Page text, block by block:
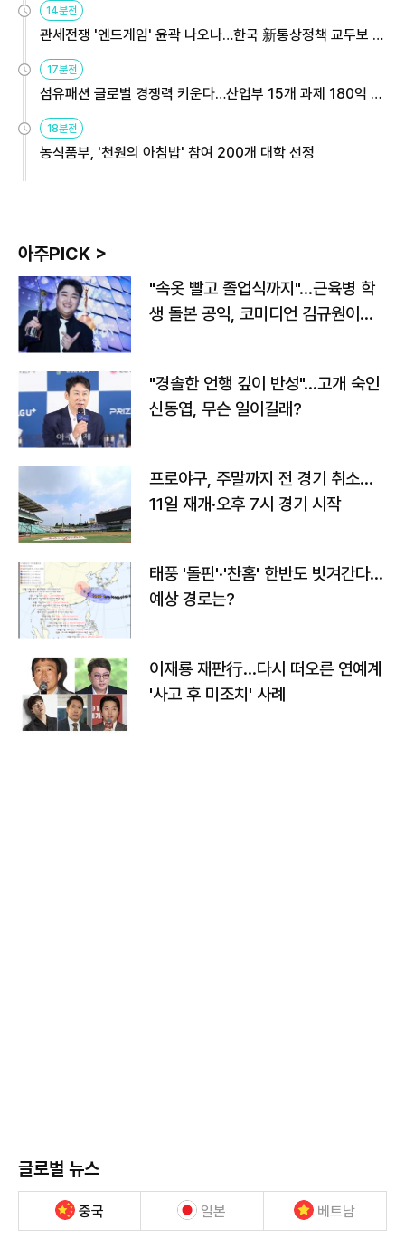
14분전
관세전쟁 '엔드게임' 윤곽 나오나…한국 新통상정책 교두보 활
17분전
섬유패션 글로벌 경쟁력 키운다…산업부 15개 과제 180억 지
18분전
농식품부, '천원의 아침밥' 참여 200개 대학 선정
아주PICK >
"속옷 빨고 졸업식까지"…근육병 학
생 돌본 공익, 코미디언 김규원이었
"경솔한 언행 깊이 반성"…고개 숙인
신동엽, 무슨 일이길래?
프로야구, 주말까지 전 경기 취소…
11일 재개·오후 7시 경기 시작
태풍 '돌핀'·'찬홈' 한반도 빗겨간다…
예상 경로는?
이재룡 재판行…다시 떠오른 연예계
'사고 후 미조치' 사례
글로벌 뉴스
중국 일본 베트남